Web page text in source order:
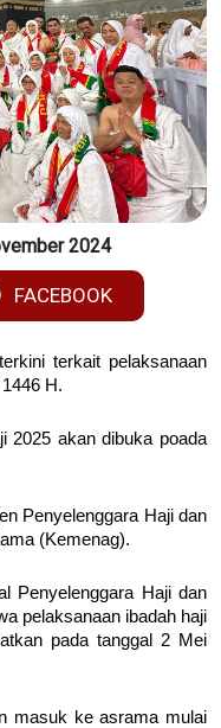
2024
FACEBOOK
terkait pelaksanaan
H.
2025 akan dibuka poada
Penyelenggara Haji dan
(Kemenag).
Penyelenggara Haji dan
pelaksanaan ibadah haji
pada tanggal 2 Mei
masuk ke asrama mulai